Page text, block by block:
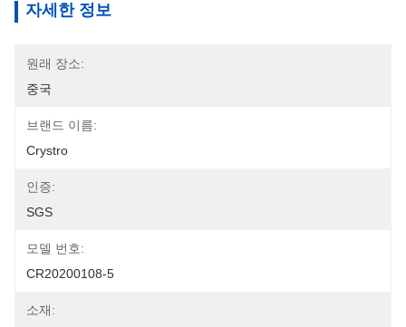
자세한 정보
원래 장소:
중국
브랜드 이름:
Crystro
인증:
SGS
모델 번호:
CR20200108-5
소재: